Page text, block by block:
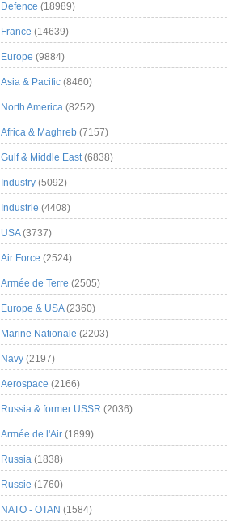
Defence (18989)
France (14639)
Europe (9884)
Asia & Pacific (8460)
North America (8252)
Africa & Maghreb (7157)
Gulf & Middle East(6838)
Industry (5092)
Industrie (4408)
USA(3737)
Air Force (2524)
Armée de Terre (2505)
Europe & USA(2360)
Marine Nationale (2203)
Navy (2197)
Aerospace (2166)
Russia & former USSR (2036)
Armée de l'Air (1899)
Russia (1838)
Russie (1760)
NATO - OTAN (1584)